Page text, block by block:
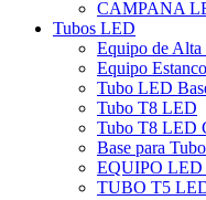
CAMPANA
Tubos LED
Equipo de
Equipo
Tubo LED
Tubo T8 LED
Tubo T8 LED
Base para
EQUIPO
TUBO T5